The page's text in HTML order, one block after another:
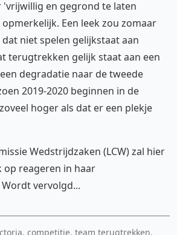
'vrijwillig en gegrond te laten
Een leek zou zomaar
niet spelen gelijkstaat aan
terugtrekken gelijk staat aan een
degradatie naar de tweede
2019-2020 beginnen in de
hoger als dat er een plekje
Wedstrijdzaken (LCW) zal hier
reageren in haar
vervolgd...
competitie, team terugtrekken,